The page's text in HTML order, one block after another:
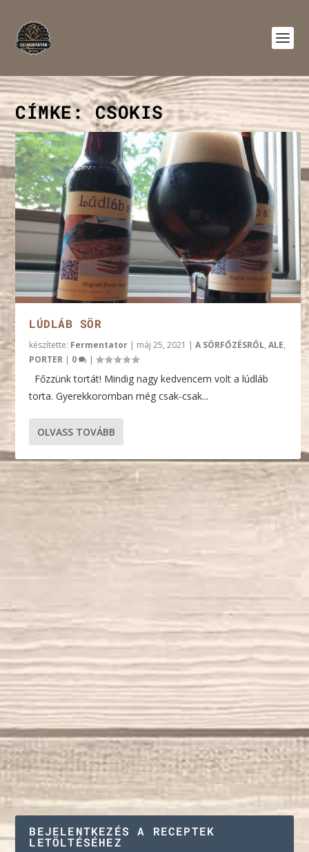
CÍMKE:CSOKIS
LÚDLÁB SÖR
készítette: Fermentator | máj 25, 2021 |A SÖRFŐZÉSRŐL,ALE,
PORTER | 0 |
Főzzünk tortát! Mindig nagy kedvencem volt a lúdláb
torta. Gyerekkoromban még csak-csak...
OLVASS TOVÁBB
BEJELENTKEZÉS A RECEPTEK
LETÖLTÉSÉHEZ